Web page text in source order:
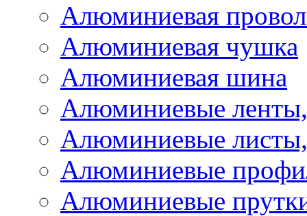
Алюминиевая
Алюминиевая чушка
Алюминиевая шина
Алюминиевые
Алюминиевые
Алюминиевые
Алюминиевые